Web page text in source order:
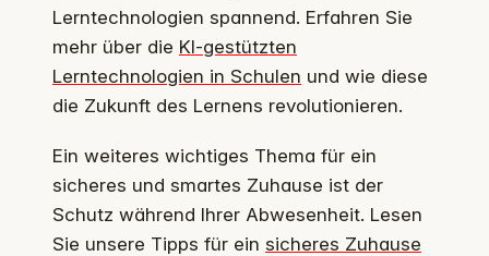
Lerntechnologien spannend. Erfahren Sie
mehr über die KI-gestützten
Lerntechnologien in Schulen und wie diese
die Zukunft des Lernens revolutionieren.
Ein weiteres wichtiges Thema für ein
sicheres und smartes Zuhause ist der
Schutz während Ihrer Abwesenheit. Lesen
Sie unsere Tipps für ein sicheres Zuhause